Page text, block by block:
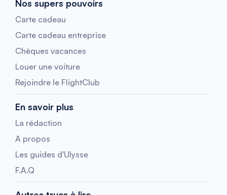
Nos supers pouvoirs
Carte cadeau
Carte cadeau entreprise
Chèques vacances
Louer une voiture
Rejoindre le FlightClub
En savoir plus
La rédaction
A propos
Les guides d'Ulysse
F.A.Q